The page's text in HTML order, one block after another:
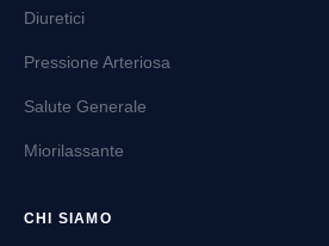
Diuretici
Pressione Arteriosa
Salute Generale
Miorilassante
CHI SIAMO